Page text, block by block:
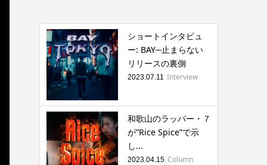
ショートインタビュ
ー: BAY─止まらない
リリースの裏側
2023.07.11 Interview
和歌山のラッパー・７
が”Rice Spice”で示
し...
2023.04.15 Column